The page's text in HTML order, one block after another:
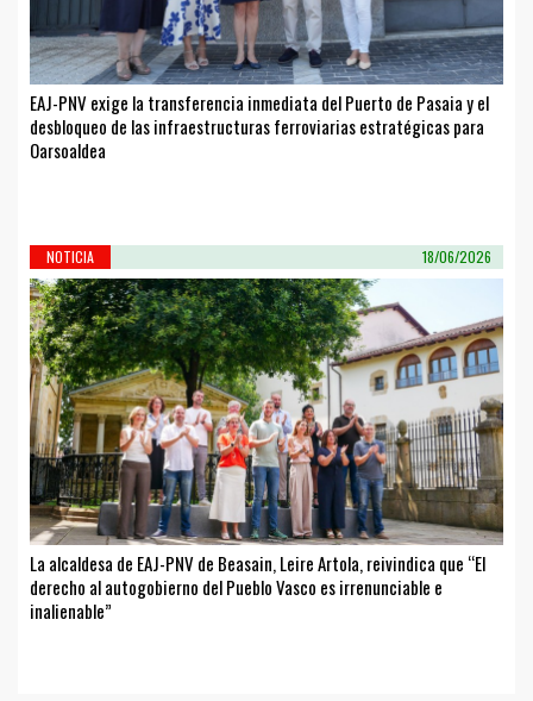
EAJ-PNV exige la transferencia inmediata del Puerto de Pasaia y el
desbloqueo de las infraestructuras ferroviarias estratégicas para
Oarsoaldea
NOTICIA 18/06/2026
La alcaldesa de EAJ-PNV de Beasain, Leire Artola, reivindica que “El
derecho al autogobierno del Pueblo Vasco es irrenunciable e
inalienable”